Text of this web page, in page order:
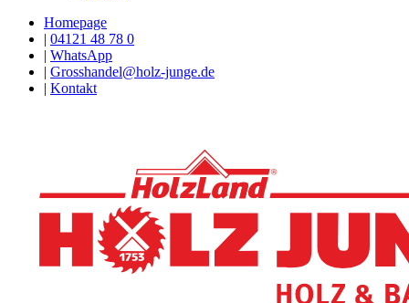
Homepage
| 04121 48 78 0
| WhatsApp
| Grosshandel@holz-junge.de
| Kontakt